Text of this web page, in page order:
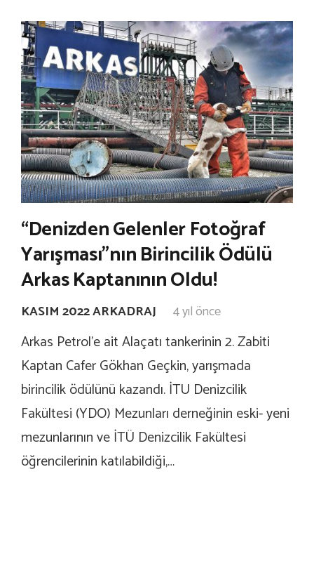
“Denizden Gelenler Fotoğraf
Yarışması”nın Birincilik Ödülü
Arkas Kaptanının Oldu!
KASIM 2022 ARKADRAJ 4 yıl önce
Arkas Petrol’e ait Alaçatı tankerinin 2. Zabiti
Kaptan Cafer Gökhan Geçkin, yarışmada
birincilik ödülünü kazandı. İTU Denizcilik
Fakültesi (YDO) Mezunları derneğinin eski- yeni
mezunlarının ve İTÜ Denizcilik Fakültesi
öğrencilerinin katılabildiği,…